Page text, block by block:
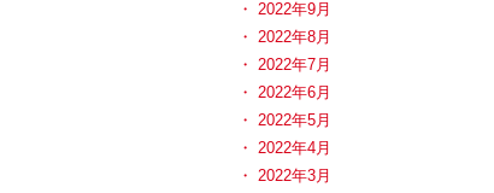
2022年9月
2022年8月
2022年7月
2022年6月
2022年5月
2022年4月
2022年3月